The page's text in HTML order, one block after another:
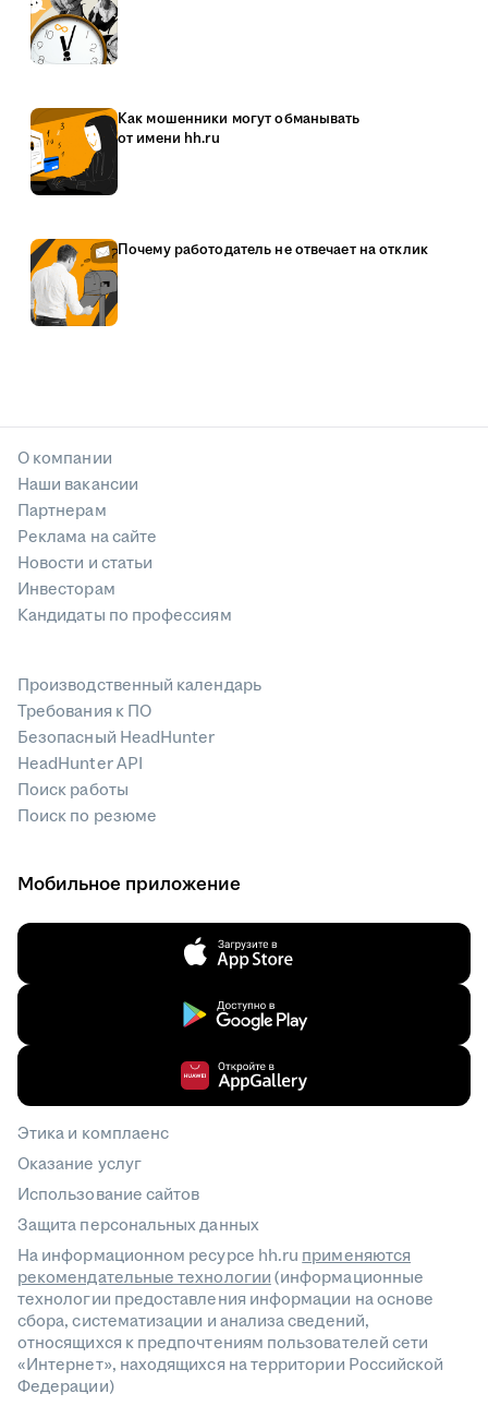
Как мошенники могут обманывать
от имени hh.ru
Почему работодатель не отвечает на отклик
О компании
Наши вакансии
Партнерам
Реклама на сайте
Новости и статьи
Инвесторам
Кандидаты по профессиям
Производственный календарь
Требования к ПО
Безопасный HeadHunter
HeadHunter API
Поиск работы
Поиск по резюме
Мобильное приложение
Этика и комплаенс
Оказание услуг
Использование сайтов
Защита персональных данных
На информационном ресурсе hh.ru применяются
рекомендательные технологии(информационные
технологии предоставления информации на основе
сбора, систематизации и анализа сведений,
относящихся к предпочтениям пользователей сети
«Интернет», находящихся на территории Российской
Федерации)